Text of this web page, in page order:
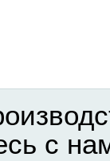
с